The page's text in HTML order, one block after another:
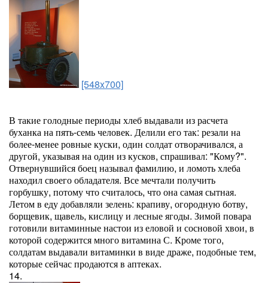
[548x700]
В такие голодные периоды хлеб выдавали из расчета
буханка на пять-семь человек. Делили его так: резали на
более-менее ровные куски, один солдат отворачивался, а
другой, указывая на один из кусков, спрашивал: "Кому?".
Отвернувшийся боец называл фамилию, и ломоть хлеба
находил своего обладателя. Все мечтали получить
горбушку, потому что считалось, что она самая сытная.
Летом в еду добавляли зелень: крапиву, огородную ботву,
борщевик, щавель, кислицу и лесные ягоды. Зимой повара
готовили витаминные настои из еловой и сосновой хвои, в
которой содержится много витамина С. Кроме того,
солдатам выдавали витаминки в виде драже, подобные тем,
которые сейчас продаются в аптеках.
14.